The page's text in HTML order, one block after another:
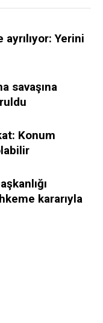
Yerini
savaşına
Konum
kararıyla